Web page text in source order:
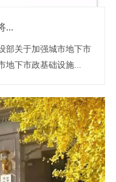
...
部关于加强城市地下市
地下市政基础设施...